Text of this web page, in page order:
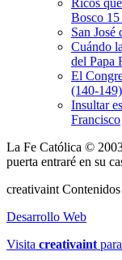
Ricos
Bosco
San
Cuándo
del Papa
El
(140-149)
Insultar
Francisco
La Fe Católica ©
puerta entraré en su
creativaint Contenidos
Desarrollo Web
Visita creativaint